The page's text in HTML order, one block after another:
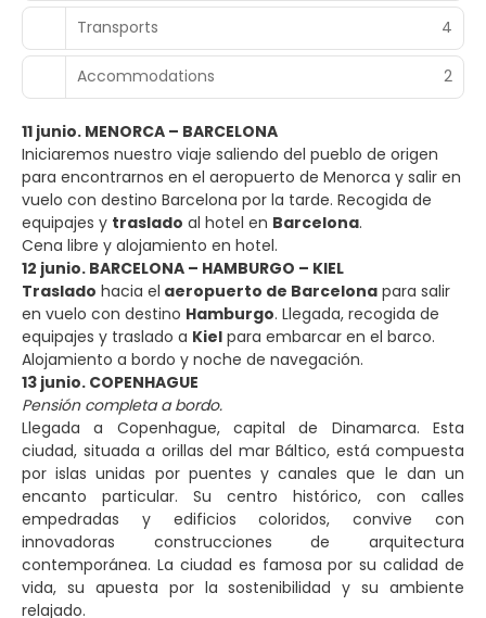
Transports 4
Accommodations 2
11 junio. MENORCA – BARCELONA
Iniciaremos nuestro viaje saliendo del pueblo de origen
para encontrarnos en el aeropuerto de Menorca y salir en
vuelo con destino Barcelona por la tarde. Recogida de
equipajes y traslado al hotel en Barcelona.
Cena libre y alojamiento en hotel.
12 junio. BARCELONA – HAMBURGO – KIEL
Traslado hacia el aeropuerto de Barcelona para salir
en vuelo con destino Hamburgo. Llegada, recogida de
equipajes y traslado a Kiel para embarcar en el barco.
Alojamiento a bordo y noche de navegación.
13 junio. COPENHAGUE
Pensión completa a bordo.
Llegada a Copenhague, capital de Dinamarca. Esta
ciudad, situada a orillas del mar Báltico, está compuesta
por islas unidas por puentes y canales que le dan un
encanto particular. Su centro histórico, con calles
empedradas y edificios coloridos, convive con
innovadoras construcciones de arquitectura
contemporánea. La ciudad es famosa por su calidad de
vida, su apuesta por la sostenibilidad y su ambiente
relajado.